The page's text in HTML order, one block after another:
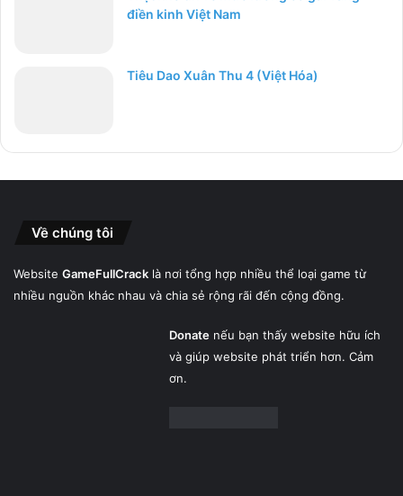
điền kinh Việt Nam
Tiêu Dao Xuân Thu 4 (Việt Hóa)
Về chúng tôi
Website GameFullCrack là nơi tổng hợp nhiều thể loại game từ
nhiều nguồn khác nhau và chia sẻ rộng rãi đến cộng đồng.
Donatenếu bạn thấy website hữu ích
và giúp website phát triển hơn. Cảm
ơn.